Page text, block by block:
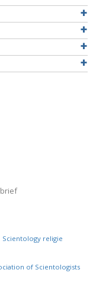
Scientology religie
of Scientologists